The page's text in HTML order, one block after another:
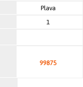
Plava
1
99875